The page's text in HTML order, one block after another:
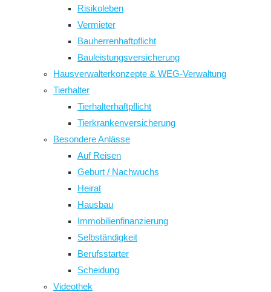
Risikoleben
Vermieter
Bauherrenhaftpflicht
Bauleistungsversicherung
Hausverwalterkonzepte & WEG-Verwaltung
Tierhalter
Tierhalterhaftpflicht
Tierkrankenversicherung
Besondere Anlässe
Auf Reisen
Geburt / Nachwuchs
Heirat
Hausbau
Immobilienfinanzierung
Selbständigkeit
Berufsstarter
Scheidung
Videothek